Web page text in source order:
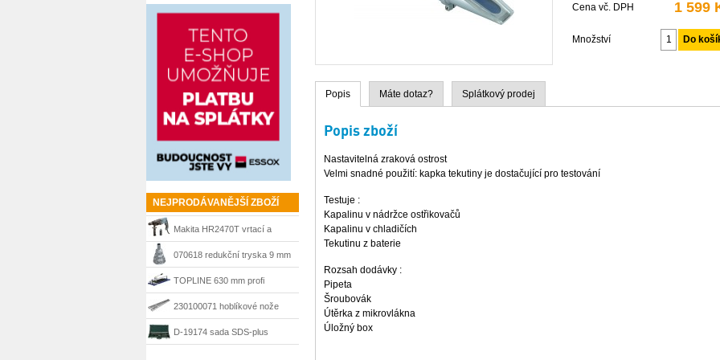
NEJPRODÁVANĚJŠÍ ZBOŽÍ
Makita HR2470T vrtací a
sekací kladivo 780 W, SDS-
Plus
070618 redukční tryska 9 mm
Steinel
TOPLINE 630 mm profi
řezačka Kaufmann
230100071 hoblíkové nože
HSS 210 mm Matrix
D-19174 sada SDS-plus
Cena vč. DPH 1 599
Množství
Popis Máte dotaz? Splátkový prodej
Popis zboží
Nastavitelná zraková ostrost
Velmi snadné použití: kapka tekutiny je dostačující pro testování
Testuje :
Kapalinu v nádržce ostřikovačů
Kapalinu v chladičích
Tekutinu z baterie
Rozsah dodávky :
Pipeta
Šroubovák
Útěrka z mikrovlákna
Úložný box